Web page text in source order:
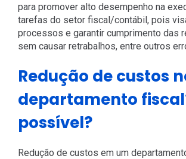
para promover alto desempenho na
tarefas do setor fiscal/contábil, pois
processos e garantir cumprimento das
sem causar retrabalhos, entre outros
Redução de custos
departamento
possível?
Redução de custos em um